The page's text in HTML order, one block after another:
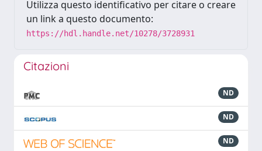
Utilizza questo identificativo per citare o creare
un link a questo documento:
https://hdl.handle.net/10278/3728931
Citazioni
ND
ND
ND